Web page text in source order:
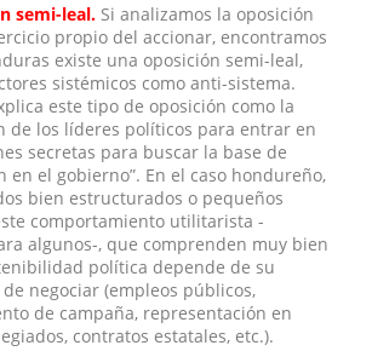
semi-leal. Si analizamos la oposición
propio del accionar, encontramos
existe una oposición semi-leal,
sistémicos como anti-sistema.
este tipo de oposición como la
de los líderes políticos para entrar en
secretas para buscar la base de
en el gobierno”. En el caso hondureño,
bien estructurados o pequeños
comportamiento utilitarista -
algunos-, que comprenden muy bien
política depende de su
negociar (empleos públicos,
de campaña, representación en
contratos estatales, etc.).